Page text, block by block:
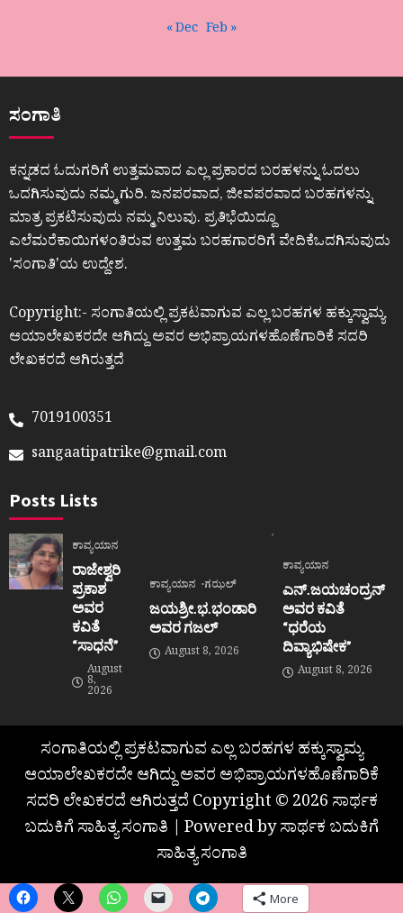
« Dec Feb »
ಸಂಗಾತಿ
ಕನ್ನಡದ ಓದುಗರಿಗೆ ಉತ್ತಮವಾದ ಎಲ್ಲ ಪ್ರಕಾರದ ಬರಹಳನ್ನು ಓದಲು
ಒದಗಿಸುವುದು ನಮ್ಮ ಗುರಿ. ಜನಪರವಾದ, ಜೀವಪರವಾದ ಬರಹಗಳನ್ನು
ಮಾತ್ರ ಪ್ರಕಟಿಸುವುದು ನಮ್ಮ ನಿಲುವು. ಪ್ರತಿಭೆಯಿದ್ದೂ
ಎಲೆಮರೆಕಾಯಿಗಳಂತಿರುವ ಉತ್ತಮ ಬರಹಗಾರರಿಗೆ ವೇದಿಕೆಒದಗಿಸುವುದು
ʼಸಂಗಾತಿʼಯ ಉದ್ದೇಶ.
Copyright:- ಸಂಗಾತಿಯಲ್ಲಿ ಪ್ರಕಟವಾಗುವ ಎಲ್ಲ ಬರಹಗಳ ಹಕ್ಕುಸ್ವಾಮ್ಯ
ಆಯಾಲೇಖಕರದೇ ಆಗಿದ್ದು ಅವರ ಅಭಿಪ್ರಾಯಗಳಹೊಣೆಗಾರಿಕೆ ಸದರಿ
ಲೇಖಕರದೆ ಆಗಿರುತ್ತದೆ
7019100351
sangaatipatrike@gmail.com
Posts Lists
ಕಾವ್ಯಯಾನ
ರಾಜೇಶ್ವರಿ
ಪ್ರಕಾಶ
ಅವರ
ಕವಿತೆ
“ಸಾಧನೆ”
August
8,
2026
ಕಾವ್ಯಯಾನ ಗಝಲ್
ಜಯಶ್ರೀ.ಭ.ಭಂಡಾರಿ
ಅವರ ಗಜಲ್
August 8, 2026
ಕಾವ್ಯಯಾನ
ಎನ್.ಜಯಚಂದ್ರನ್
ಅವರ ಕವಿತೆ
“ಧರೆಯ
ದಿವ್ಯಾಭಿಷೇಕ”
August 8, 2026
ಸಂಗಾತಿಯಲ್ಲಿ ಪ್ರಕಟವಾಗುವ ಎಲ್ಲ ಬರಹಗಳ ಹಕ್ಕುಸ್ವಾಮ್ಯ
ಆಯಾಲೇಖಕರದೇ ಆಗಿದ್ದು ಅವರ ಅಭಿಪ್ರಾಯಗಳಹೊಣೆಗಾರಿಕೆ
ಸದರಿ ಲೇಖಕರದೆ ಆಗಿರುತ್ತದೆ Copyright © 2026 ಸಾರ್ಥಕ
ಬದುಕಿಗೆ ಸಾಹಿತ್ಯ ಸಂಗಾತಿ | Powered by ಸಾರ್ಥಕ ಬದುಕಿಗೆ
ಸಾಹಿತ್ಯ ಸಂಗಾತಿ
More